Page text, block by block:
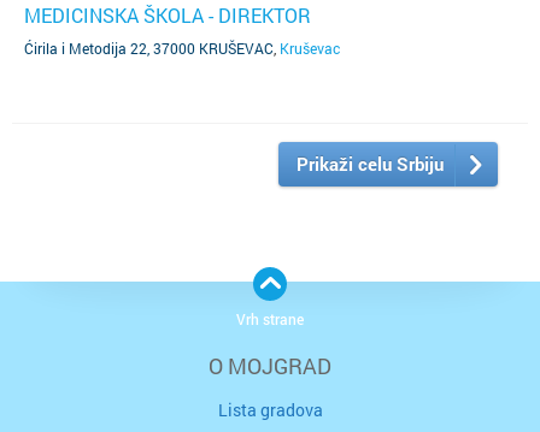
MEDICINSKA ŠKOLA - DIREKTOR
Ćirila i Metodija 22, 37000 KRUŠEVAC Kruševac
Prikaži celu Srbiju
O MOJGRAD
Lista gradova
Vrh strane